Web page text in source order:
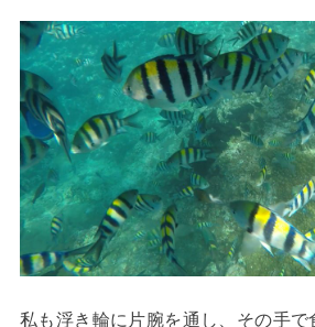
私も浮き輪に片腕を通し、その手